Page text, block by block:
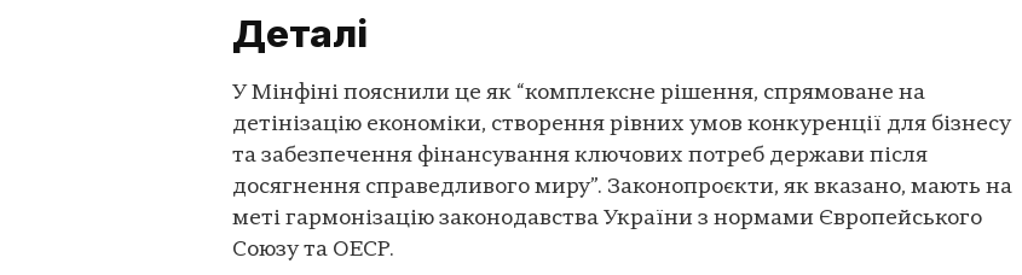
Деталі
У Мінфіні пояснили це як “комплексне рішення, спрямоване на
детінізацію економіки, створення рівних умов конкуренції для бізнесу
та забезпечення фінансування ключових потреб держави після
досягнення справедливого миру”. Законопроєкти, як вказано, мають на
меті гармонізацію законодавства України з нормами Європейського
Союзу та ОЕСР.